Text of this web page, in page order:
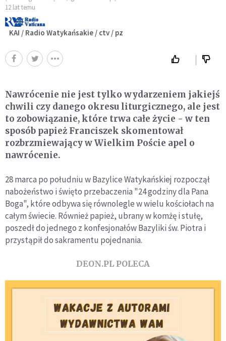
12 lat temu
KAI / Radio Watykańsakie / ctv / pz
Nawrócenie nie jest tylko wydarzeniem jakiejś
chwili czy danego okresu liturgicznego, ale jest
to zobowiązanie, które trwa całe życie - w ten
sposób papież Franciszek skomentował
rozbrzmiewający w Wielkim Poście apel o
nawrócenie.
28 marca po południu w Bazylice Watykańskiej rozpoczął
nabożeństwo i święto przebaczenia "24 godziny dla Pana
Boga", które odbywa się równolegle w wielu kościołach na
całym świecie. Również papież, ubrany w komżę i stułę,
poszedł do jednego z konfesjonałów Bazyliki św. Piotra i
przystąpił do sakramentu pojednania.
DEON.PL POLECA